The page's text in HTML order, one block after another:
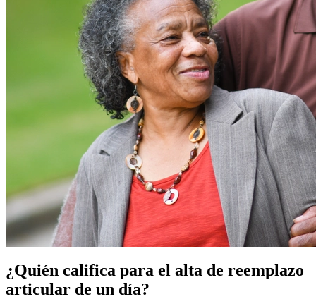
¿Quién califica para el alta de reemplazo
articular de un día?